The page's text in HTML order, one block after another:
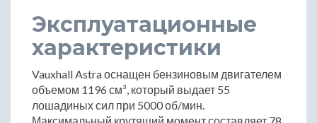
Эксплуатационные
характеристики
Vauxhall Astra оснащен бензиновым двигателем
объемом 1196 см³, который выдает 55
лошадиных сил при 5000 об/мин.